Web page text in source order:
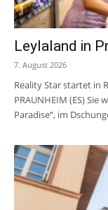
Leylaland in
7. August 2026
Reality Star startet in
PRAUNHEIM (ES) Sie
Paradise“, im